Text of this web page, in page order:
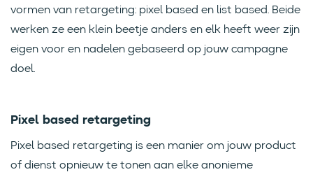
vormen van retargeting: pixel based en list based. Beide
werken ze een klein beetje anders en elk heeft weer zijn
eigen voor en nadelen gebaseerd op jouw campagne
doel.
Pixel based retargeting
Pixel based retargeting is een manier om jouw product
of dienst opnieuw te tonen aan elke anonieme